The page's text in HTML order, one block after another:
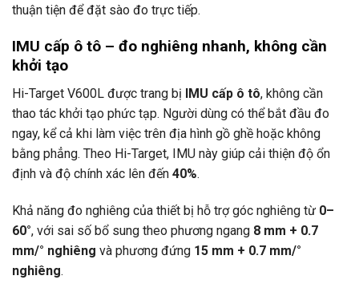
thuận tiện để đặt sào đo trực tiếp.
IMU cấp ô tô – đo nghiêng nhanh, không cần
khởi tạo
Hi-Target V600L được trang bị IMU cấp ô tô, không cần
thao tác khởi tạo phức tạp. Người dùng có thể bắt đầu đo
ngay, kể cả khi làm việc trên địa hình gồ ghề hoặc không
bằng phẳng. Theo Hi-Target, IMU này giúp cải thiện độ ổn
định và độ chính xác lên đến 40%.
Khả năng đo nghiêng của thiết bị hỗ trợ góc nghiêng từ 0–
60°, với sai số bổ sung theo phương ngang 8 mm + 0.7
mm/° nghiêng và phương đứng 15 mm + 0.7 mm/°
nghiêng.